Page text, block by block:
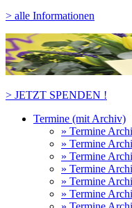
> alle Informationen
> JETZT SPENDEN !
Termine (mit Archiv)
» Termine
» Termine
» Termine
» Termine
» Termine
» Termine